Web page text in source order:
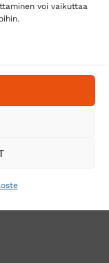
voi vaikuttaa